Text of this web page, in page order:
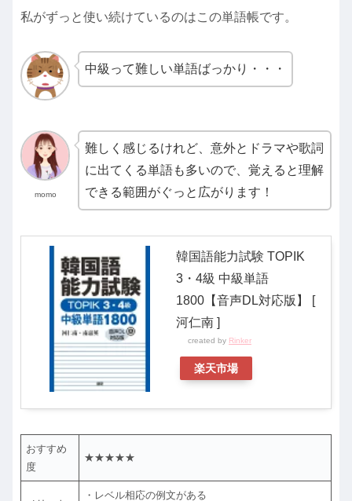
私がずっと使い続けているのはこの単語帳です。
中級って難しい単語ばっかり・・・
momo
難しく感じるけれど、意外とドラマや歌詞
に出てくる単語も多いので、覚えると理解
できる範囲がぐっと広がります！
韓国語能力試験 TOPIK
3・4級 中級単語
1800【音声DL対応版】 [
河仁南 ]
created by Rinker
楽天市場
おすすめ
度
★★★★★
・レベル相応の例文がある